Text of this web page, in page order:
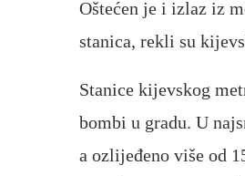
Oštećen je i izlaz iz
stanica, rekli su
Stanice kijevskog
bombi u gradu. U
a ozlijeđeno više od